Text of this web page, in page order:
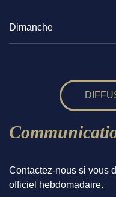
Dimanche
Contactez-nous si vous
officiel hebdomadaire.